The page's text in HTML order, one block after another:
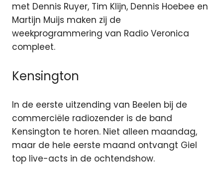
met Dennis Ruyer, Tim Klijn, Dennis Hoebee en
Martijn Muijs maken zij de
weekprogrammering van Radio Veronica
compleet.
Kensington
In de eerste uitzending van Beelen bij de
commerciële radiozender is de band
Kensington te horen. Niet alleen maandag,
maar de hele eerste maand ontvangt Giel
top live-acts in de ochtendshow.